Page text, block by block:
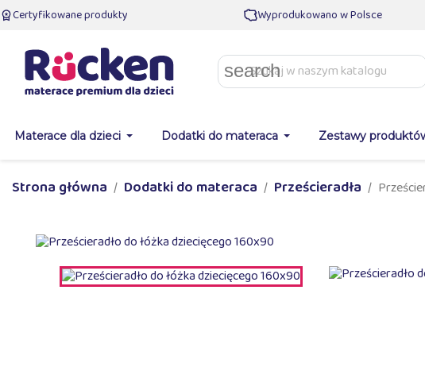
Certyfikowane produkty Wyprodukowano w Polsce
search
Materace dla dzieci Dodatki do materaca Zestawy
Strona główna Dodatki do materaca Prześcieradła